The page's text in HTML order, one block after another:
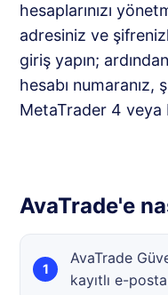
hesaplarınızı
adresiniz ve
giriş yapın;
hesabı numaranız,
MetaTrader 4 veya
AvaTrade'e
AvaTrade
kayıtlı e-